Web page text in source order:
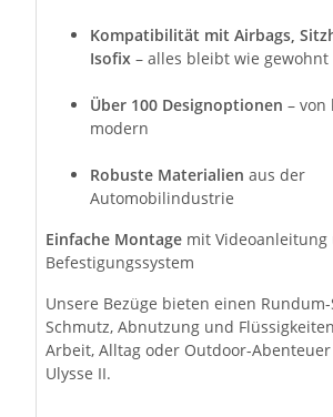
Kompatibilität mit Airbags,
Isofix – alles bleibt wie
Über 100 Designoptionen – von
modern
Robuste Materialien aus der
Automobilindustrie
Einfache Montage mit Videoanleitung
Befestigungssystem
Unsere Bezüge bieten einen
Schmutz, Abnutzung und
Arbeit, Alltag oder Outdoor-
Ulysse II.